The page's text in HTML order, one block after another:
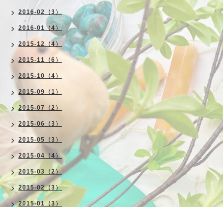
2016-02（3）
2016-01（4）
2015-12（4）
2015-11（6）
2015-10（4）
2015-09（1）
2015-07（2）
2015-06（3）
2015-05（3）
2015-04（4）
2015-03（2）
2015-02（3）
2015-01（3）